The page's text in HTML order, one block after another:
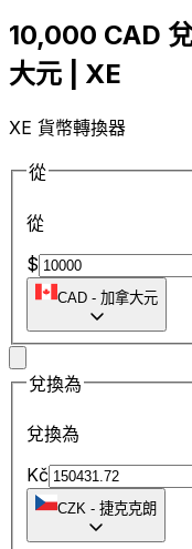
10,000 CAD
大元 | XE
XE 貨幣轉換器
從
從
$
CAD - 加拿大元
兌換為
兌換為
Kč
CZK - 捷克克朗